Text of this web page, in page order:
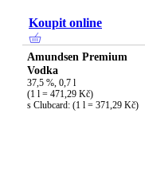
Koupit online
Amundsen Premium
Vodka
37,5 %, 0,7 l
(1 l = 471,29 Kč)
s Clubcard: (1 l = 371,29 Kč)